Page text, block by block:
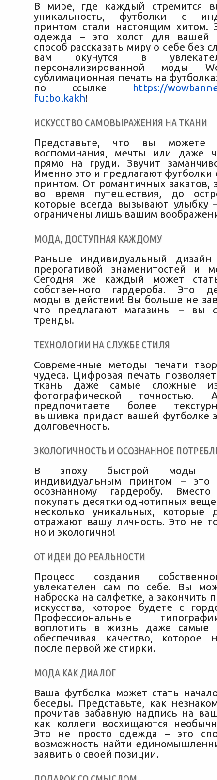
В мире, где каждый стремится
уникальность, футболки с
принтом стали настоящим хитом.
одежда – это холст для вашей
способ рассказать миру о себе без
вам окунутся в
персонализированной моды
сублимационная печать на
по ссылке https://
futbolkakh!
ИСКУССТВО САМОВЫРАЖЕНИЯ НА ТКАНИ
Представьте, что вы можете
воспоминания, мечты или даже
прямо на груди. Звучит
Именно это и предлагают футболки
принтом. От романтичных закатов,
во время путешествия, до
которые всегда вызывают улыбку
ограничены лишь вашим
МОДА, ДОСТУПНАЯ КАЖДОМУ
Раньше индивидуальный
прерогативой знаменитостей и
Сегодня же каждый может
собственного гардероба. Это
моды в действии! Вы больше не
что предлагают магазины – вы
тренды.
ТЕХНОЛОГИИ НА СЛУЖБЕ СТИЛЯ
Современные методы печати
чудеса. Цифровая печать
ткань даже самые сложные
фотографической
предпочитаете более
вышивка придаст вашей футболке
долговечность.
ЭКОЛОГИЧНОСТЬ И ОСОЗНАННОЕ
В эпоху быстрой моды
индивидуальным принтом –
осознанному гардеробу.
покупать десятки однотипных
несколько уникальных, которые
отражают вашу личность. Это не
но и экологично!
ОТ ИДЕИ ДО РЕАЛЬНОСТИ
Процесс создания
увлекателен сам по себе. Вы
наброска на салфетке, а закончить
искусства, которое будете с
Профессиональные
воплотить в жизнь даже самые
обеспечивая качество, которое
после первой же стирки.
МОДА КАК ДИАЛОГ
Ваша футболка может стать
беседы. Представьте, как
прочитав забавную надпись на
как коллеги восхищаются
Это не просто одежда – это
возможность найти
заявить о своей позиции.